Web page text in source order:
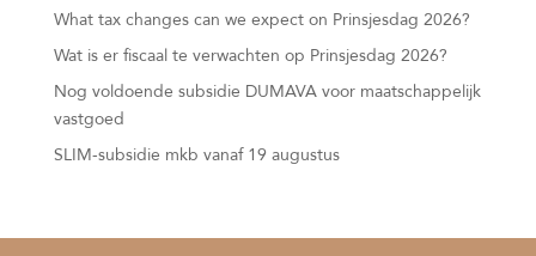
What tax changes can we expect on Prinsjesdag 2026?
Wat is er fiscaal te verwachten op Prinsjesdag 2026?
Nog voldoende subsidie DUMAVA voor maatschappelijk
vastgoed
SLIM-subsidie mkb vanaf 19 augustus